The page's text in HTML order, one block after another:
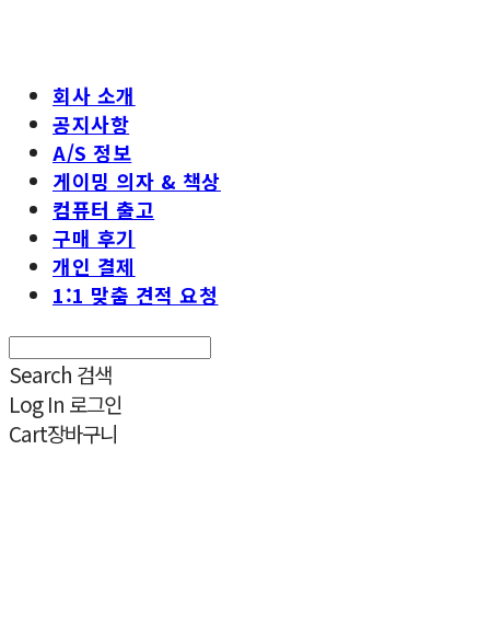
회사 소개
공지사항
A/S 정보
게이밍 의자 & 책상
컴퓨터 출고
구매 후기
개인 결제
1:1 맞춤 견적 요청
Search 검색
Log In 로그인
Cart장바구니